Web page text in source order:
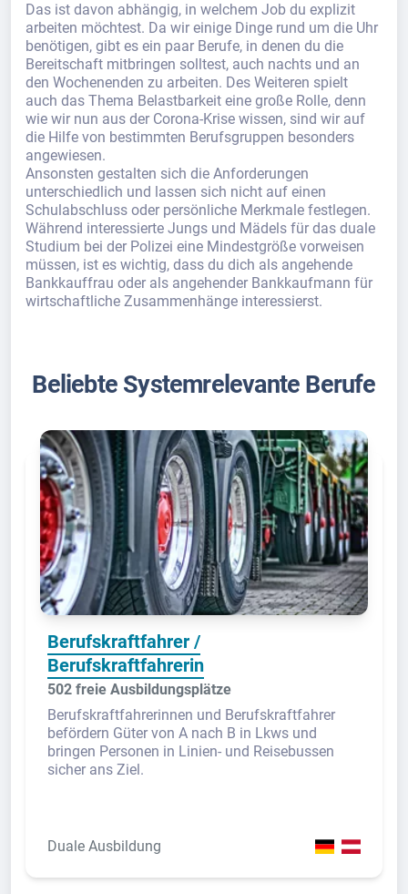
Das ist davon abhängig, in welchem Job du explizit
arbeiten möchtest. Da wir einige Dinge rund um die Uhr
benötigen, gibt es ein paar Berufe, in denen du die
Bereitschaft mitbringen solltest, auch nachts und an
den Wochenenden zu arbeiten. Des Weiteren spielt
auch das Thema Belastbarkeit eine große Rolle, denn
wie wir nun aus der Corona-Krise wissen, sind wir auf
die Hilfe von bestimmten Berufsgruppen besonders
angewiesen.
Ansonsten gestalten sich die Anforderungen
unterschiedlich und lassen sich nicht auf einen
Schulabschluss oder persönliche Merkmale festlegen.
Während interessierte Jungs und Mädels für das duale
Studium bei der Polizei eine Mindestgröße vorweisen
müssen, ist es wichtig, dass du dich als angehende
Bankkauffrau oder als angehender Bankkaufmann für
wirtschaftliche Zusammenhänge interessierst.
Beliebte Systemrelevante Berufe
Berufskraftfahrer /
Berufskraftfahrerin
502 freie Ausbildungsplätze
Berufskraftfahrerinnen und Berufskraftfahrer
befördern Güter von A nach B in Lkws und
bringen Personen in Linien- und Reisebussen
sicher ans Ziel.
Duale Ausbildung